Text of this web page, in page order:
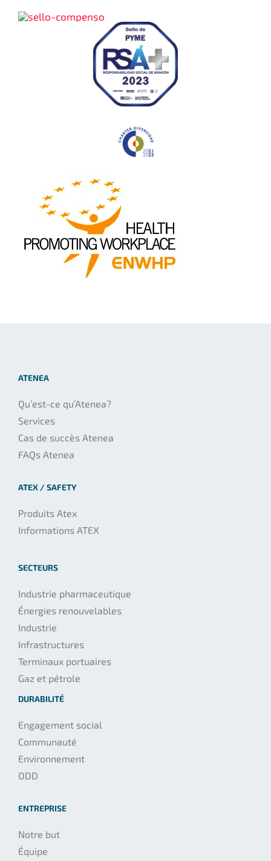
ATENEA
Qu’est-ce qu’Atenea?
Services
Cas de succès Atenea
FAQs Atenea
ATEX / SAFETY
Produits Atex
Informations ATEX
SECTEURS
Industrie pharmaceutique
Énergies renouvelables
Industrie
Infrastructures
Terminaux portuaires
Gaz et pétrole
DURABILITÉ
Engagement social
Communauté
Environnement
ODD
ENTREPRISE
Notre but
Équipe